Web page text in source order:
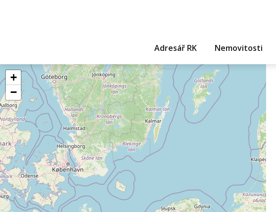
Adresář RK Nemovitosti
+
−